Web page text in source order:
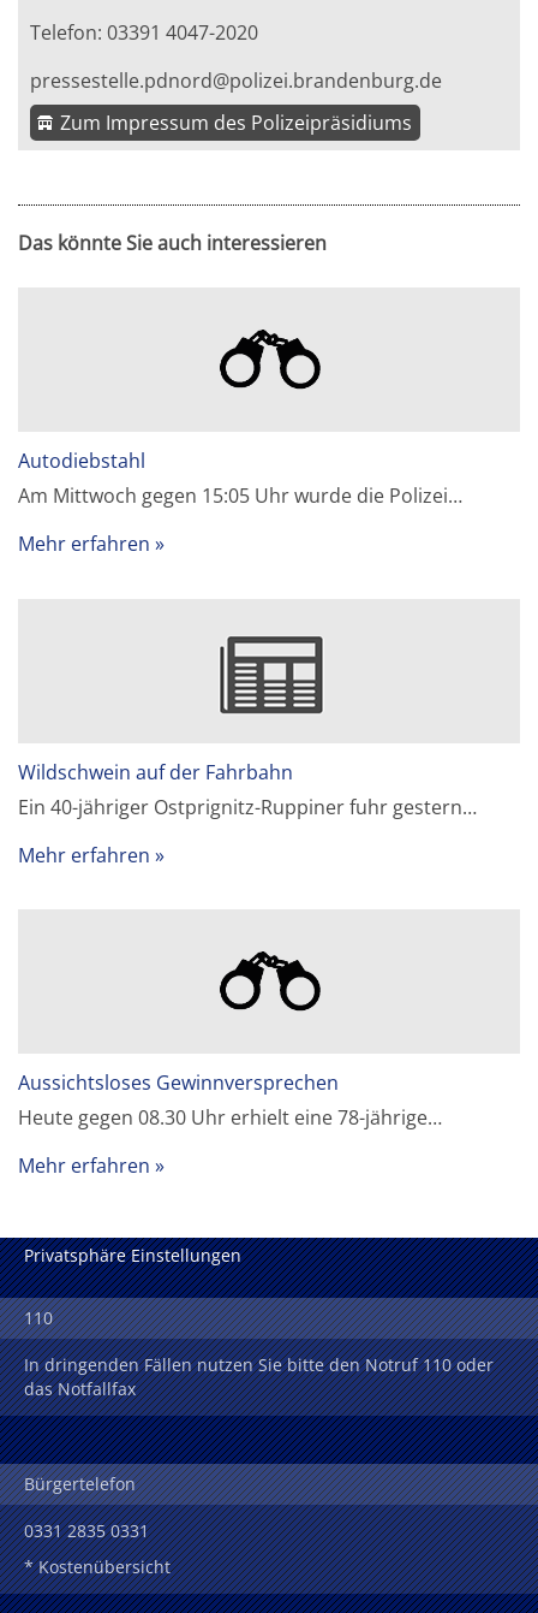
Telefon: 03391 4047-2020
pressestelle.pdnord@polizei.brandenburg.de
Zum Impressum des Polizeipräsidiums
Das könnte Sie auch interessieren
Autodiebstahl
Am Mittwoch gegen 15:05 Uhr wurde die Polizei…
Mehr erfahren
Wildschwein auf der Fahrbahn
Ein 40-jähriger Ostprignitz-Ruppiner fuhr gestern…
Mehr erfahren
Aussichtsloses Gewinnversprechen
Heute gegen 08.30 Uhr erhielt eine 78-jährige…
Mehr erfahren
Privatsphäre Einstellungen
110
In dringenden Fällen nutzen Sie bitte den Notruf 110 oder
das Notfallfax
Bürgertelefon
0331 2835 0331
* Kostenübersicht